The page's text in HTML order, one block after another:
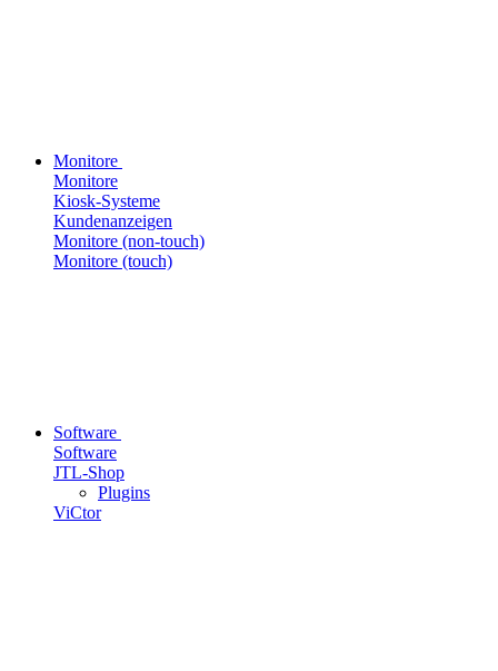
Monitore
Monitore
Kiosk-Systeme
Kundenanzeigen
Monitore (non-touch)
Monitore (touch)
Software
Software
JTL-Shop
Plugins
ViCtor